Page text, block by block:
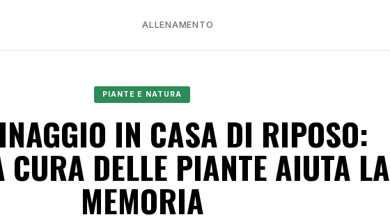
ALLENAMENTO
PIANTE E NATURA
IN CASA DI RIPOSO:
CURA DELLE PIANTE AIUTA LA
MEMORIA